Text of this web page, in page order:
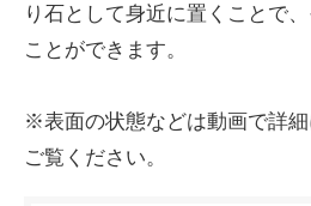
り石として身近に置くことで
ことができます。
※表面の状態などは動画で詳細
ご覧ください。